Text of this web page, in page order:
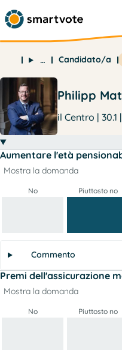
… Candidato/a
Philipp
il Centro |
Aumentare l'età
Mostra la domanda
No Piuttosto no
Commento
Premi dell'assicurazione
Mostra la domanda
No Piuttosto no